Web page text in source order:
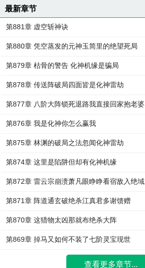
最新章节
第881章 虚空斩神诀
第880章 凭空蒸发的元神玉简里的绝望死局
第879章 枯骨的警告 化神机缘是骗局
第878章 传送阵破局四面皆是化神雷劫
第877章 八阶大阵锁死退路我直接回家抱老婆
第876章 我是化神你怎么赢我
第875章 林渊的破局之法忽闻化神雷劫
第874章 这里是陷阱但却有化神机缘
第872章 雷云宗崩溃萧凡眼睁睁看宿敌入绝域
第871章 阵道通玄破绝杀江真君多谢馈赠
第870章 这猎物太凶那就布绝杀大阵
第869章 掉马又如何不装了七阶灵宝现世
查看更多章节...